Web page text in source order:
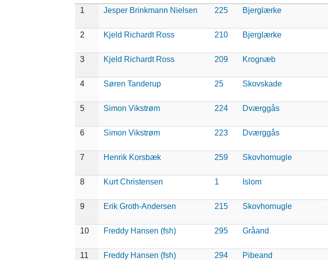
1 Jesper Brinkmann Nielsen 225 Bjerglærke
2
Kjeld Richardt Ross 210 Bjerglærke
3
Kjeld Richardt Ross 209 Krognæb
4
Søren Tanderup 25 Skovskade
5
Simon Vikstrøm 224 Dværggås
6
Simon Vikstrøm 223 Dværggås
7
Henrik Korsbæk 259 Skovhornugle
8
Kurt Christensen 1 Islom
9
Erik Groth-Andersen 215 Skovhornugle
10
Freddy Hansen (fsh) 295 Gråand
11
Freddy Hansen (fsh) 294 Pibeand